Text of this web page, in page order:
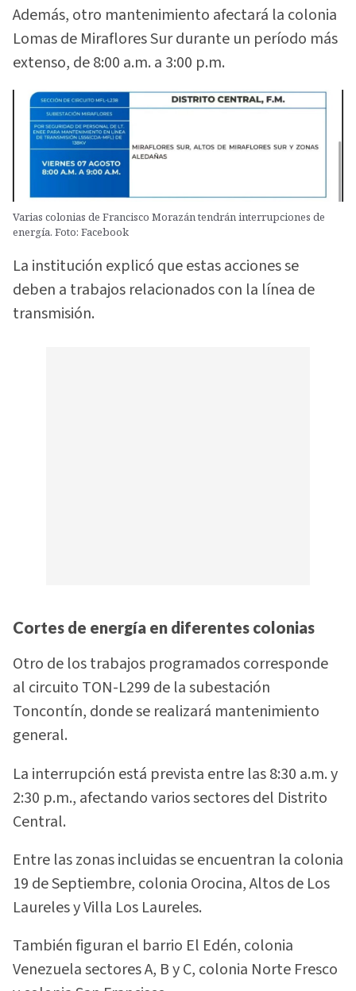
Además, otro mantenimiento afectará la colonia
Lomas de Miraflores Sur durante un período más
extenso, de 8:00 a.m. a 3:00 p.m.
Varias colonias de Francisco Morazán tendrán interrupciones de
energía. Foto: Facebook
La institución explicó que estas acciones se
deben a trabajos relacionados con la línea de
transmisión.
Cortes de energía en diferentes colonias
Otro de los trabajos programados corresponde
al circuito TON-L299 de la subestación
Toncontín, donde se realizará mantenimiento
general.
La interrupción está prevista entre las 8:30 a.m. y
2:30 p.m., afectando varios sectores del Distrito
Central.
Entre las zonas incluidas se encuentran la colonia
19 de Septiembre, colonia Orocina, Altos de Los
Laureles y Villa Los Laureles.
También figuran el barrio El Edén, colonia
Venezuela sectores A, B y C, colonia Norte Fresco